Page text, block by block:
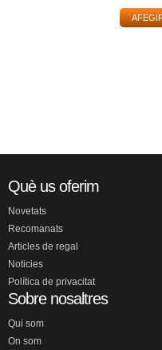
Què us oferim
Novetats
Recomanats
Articles de regal
Noticies
Política de privacitat
Sobre nosaltres
Qui som
On som